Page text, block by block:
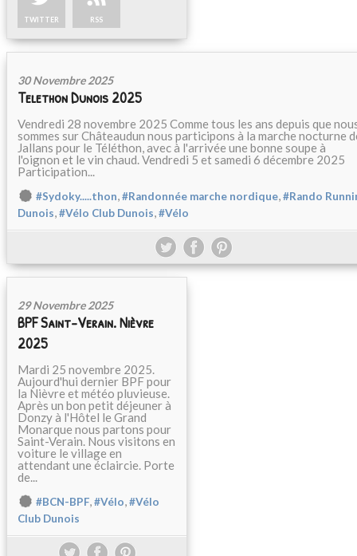
TWITTER RSS
30 Novembre 2025
Telethon Dunois 2025
Vendredi 28 novembre 2025 Comme tous les ans depuis que
sommes sur Châteaudun nous participons à la marche nocturne
Jallans pour le Téléthon, avec à l'arrivée une bonne soupe à
l'oignon et le vin chaud. Vendredi 5 et samedi 6 décembre 2025
Participation...
#Sydoky.....thon,#Randonnée marche nordique,#Rando
Dunois,#Vélo Club Dunois,#Vélo
29 Novembre 2025
BPF Saint-Verain. Nièvre
2025
Mardi 25 novembre 2025.
Aujourd'hui dernier BPF pour
la Nièvre et météo pluvieuse.
Après un bon petit déjeuner à
Donzy à l'Hôtel le Grand
Monarque nous partons pour
Saint-Verain. Nous visitons en
voiture le village en
attendant une éclaircie. Porte
de...
#BCN-BPF,#Vélo,#Vélo
Club Dunois